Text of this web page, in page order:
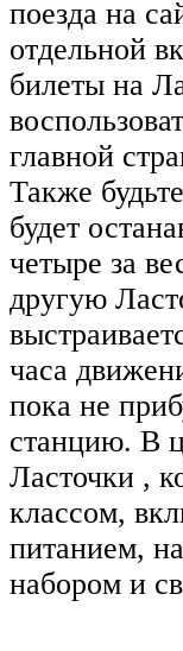
поезда на
отдельной
билеты на
главной
Также
будет
четыре за
другую
часа
пока не
станцию. В
Ласточки ,
классом,
питанием,
набором и